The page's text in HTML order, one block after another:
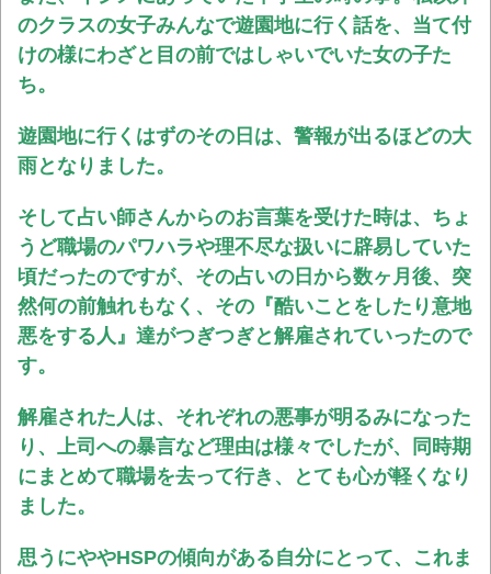
のクラスの女子みんなで遊園地に行く話を、当て付
けの様にわざと目の前ではしゃいでいた女の子た
ち。
遊園地に行くはずのその日は、警報が出るほどの大
雨となりました。
そして占い師さんからのお言葉を受けた時は、ちょ
うど職場のパワハラや理不尽な扱いに辟易していた
頃だったのですが、その占いの日から数ヶ月後、突
然何の前触れもなく、その『酷いことをしたり意地
悪をする人』達がつぎつぎと解雇されていったので
す。
解雇された人は、それぞれの悪事が明るみになった
り、上司への暴言など理由は様々でしたが、同時期
にまとめて職場を去って行き、とても心が軽くなり
ました。
思うにややHSPの傾向がある自分にとって、これま